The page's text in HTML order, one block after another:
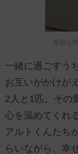
素敵な
一緒に過ごすう
お互いがかけが
2人と1匹。その
心を温めてくれ
アルトくんたち
らいながら、幸